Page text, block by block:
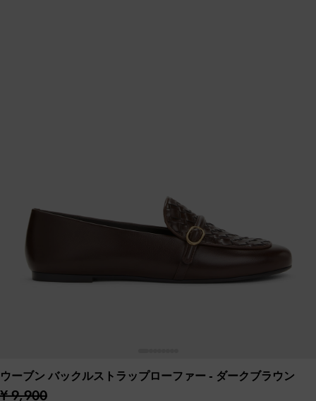
ウーブン バックルストラップローファー - ダークブラウン
¥ 9,900